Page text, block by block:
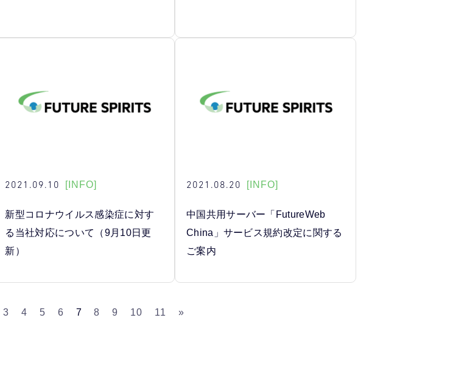
2021.09.10 [INFO]
新型コロナウイルス感染症に対す
る当社対応について（9月10日更
新）
2021.08.20 [INFO]
中国共用サーバー「FutureWeb
China」サービス規約改定に関する
ご案内
3 4 5 6 7 8 9 10 11 »